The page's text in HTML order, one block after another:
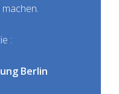
:
Berlin